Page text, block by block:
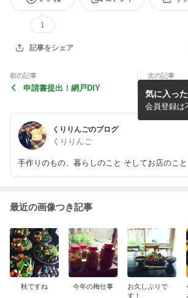
1
記事をシェア
前の記事
申請書提出！網戸DIY
次の記事
久しぶりで
告！
くりりんごのブログ
くりりんご
手作りのもの、暮らしのこと そしてお店のこと
気に入っ
会員登録は
最近の画像つき記事
秋ですね 今年の梅仕事
お久しぶりで
す！